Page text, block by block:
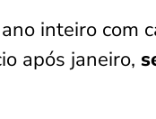
inteiro com
após janeiro,